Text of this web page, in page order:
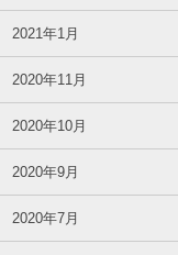
2021年1月
2020年11月
2020年10月
2020年9月
2020年7月